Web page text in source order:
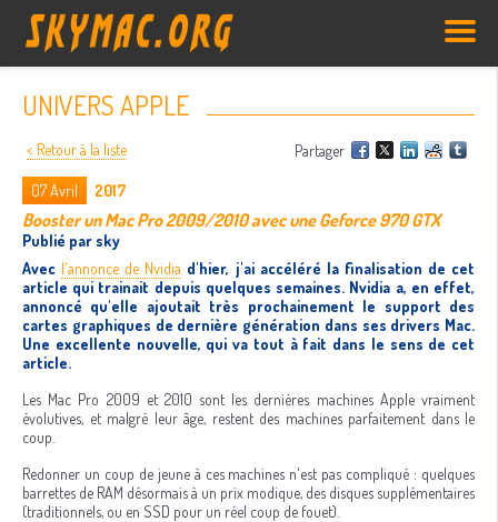
UNIVERS APPLE
Partager
< Retour à la liste
07Avril 2017
Booster un Mac Pro 2009/2010 avec une Geforce 970 GTX
Publié par sky
Avec l'annonce de Nvidia d'hier, j'ai accéléré la finalisation de cet
article qui trainait depuis quelques semaines. Nvidia a, en effet,
annoncé qu'elle ajoutait très prochainement le support des
cartes graphiques de dernière génération dans ses drivers Mac.
Une excellente nouvelle, qui va tout à fait dans le sens de cet
article.
Les Mac Pro 2009 et 2010 sont les dernières machines Apple vraiment
évolutives, et malgré leur âge, restent des machines parfaitement dans le
coup.
Redonner un coup de jeune à ces machines n'est pas compliqué : quelques
barrettes de RAM désormais à un prix modique, des disques supplémentaires
(traditionnels, ou en SSD pour un réel coup de fouet).